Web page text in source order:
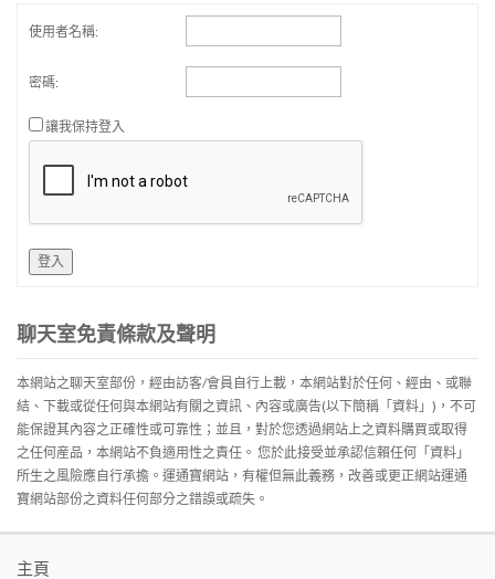
使用者名稱:
密碼:
讓我保持登入
登入
聊天室免責條款及聲明
本網站之聊天室部份，經由訪客/會員自行上載，本網站對於任何、經由、或聯
結、下載或從任何與本網站有關之資訊、內容或廣告(以下簡稱「資料」)，不可
能保證其內容之正確性或可靠性；並且，對於您透過網站上之資料購買或取得
之任何産品，本網站不負適用性之責任。 您於此接受並承認信賴任何「資料」
所生之風險應自行承擔。運通寶網站，有權但無此義務，改善或更正網站運通
寶網站部份之資料任何部分之錯誤或疏失。
主頁